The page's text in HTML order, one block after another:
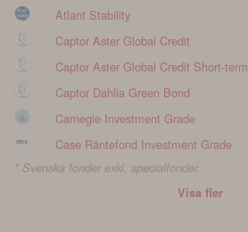
Atlant Stability
Captor Aster Global Credit
Captor Aster Global Credit Short-term
Captor Dahlia Green Bond
Carnegie Investment Grade
Case Räntefond Investment Grade
* Svenska fonder exkl. specialfonder.
Visa fler